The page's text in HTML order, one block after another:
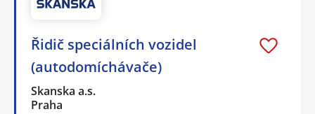
Řidič speciálních vozidel
(autodomíchávače)
Skanska a.s.
Praha